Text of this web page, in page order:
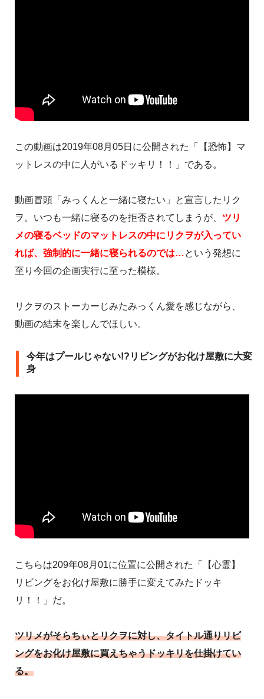
この動画は2019年08月05日に公開された「【恐怖】マ
ットレスの中に人がいるドッキリ！！」である。
動画冒頭「みっくんと一緒に寝たい」と宣言したリク
ヲ。いつも一緒に寝るのを拒否されてしまうが、 ツリ
メの寝るベッドのマットレスの中にリクヲが入ってい
れば、強制的に一緒に寝られるのでは…という発想に
至り今回の企画実行に至った模様。
リクヲのストーカーじみたみっくん愛を感じながら、
動画の結末を楽しんでほしい。
今年はプールじゃない!?リビングがお化け屋敷に大変
身
こちらは209年08月01に位置に公開された「【心霊】
リビングをお化け屋敷に勝手に変えてみたドッキ
リ！！」だ。
ツリメがそらちぃとリクヲに対し、タイトル通りリビ
ングをお化け屋敷に買えちゃうドッキリを仕掛けてい
る。